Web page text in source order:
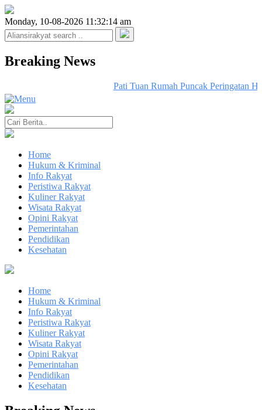
Monday, 10-08-2026 11:32:14 am
Breaking News
Pati Tuan Rumah Puncak Peringatan
Home
Hukum & Kriminal
Info Rakyat
Peristiwa Rakyat
Kuliner Rakyat
Wisata Rakyat
Opini Rakyat
Pemerintahan
Pendidikan
Kesehatan
Home
Hukum & Kriminal
Info Rakyat
Peristiwa Rakyat
Kuliner Rakyat
Wisata Rakyat
Opini Rakyat
Pemerintahan
Pendidikan
Kesehatan